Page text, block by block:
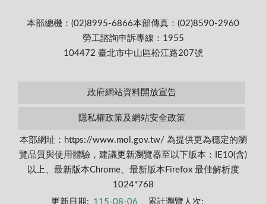
本部總機：(02)8995-6866本部傳真：(02)8590-2960
勞工諮詢申訴專線：1955
104472 臺北市中山區松江路207號
政府網站資料開放宣告
隱私權政策及網站安全政策
本部網址：https://www.mol.gov.tw/ 為提供更為穩定的瀏
覽品質與使用體驗，建議更新瀏覽器至以下版本：IE10(含)
以上、最新版本Chrome、最新版本Firefox 最佳解析度
1024*768
更新日期: 115-08-06 累計瀏覽人次: